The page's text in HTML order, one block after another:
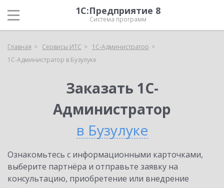
1С:Предприятие 8
Система программ
Главная Сервисы ИТС
1С-Администратор
1С-Администратор в Бузулуке
Заказать 1С-
Администратор
в Бузулуке
Ознакомьтесь с информационными карточками,
выберите партнёра и отправьте заявку на
консультацию, приобретение или внедрение